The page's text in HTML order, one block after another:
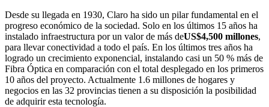
Desde su llegada en 1930, Claro ha sido un pilar fundamental en el
progreso económico de la sociedad. Solo en los últimos 15 años ha
instalado infraestructura por un valor de más deUS$4,500 millones,
para llevar conectividad a todo el país. En los últimos tres años ha
logrado un crecimiento exponencial, instalando casi un 50 % más de
Fibra Óptica en comparación con el total desplegado en los primeros
10 años del proyecto. Actualmente 1.6 millones de hogares y
negocios en las 32 provincias tienen a su disposición la posibilidad
de adquirir esta tecnología.